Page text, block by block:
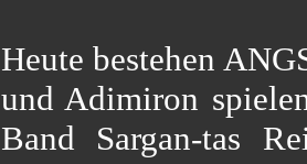
Heute bestehen
und Adimiron
Band Sargan-tas